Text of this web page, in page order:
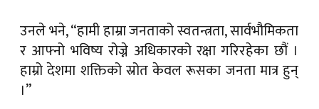
उनले भने, “हामी हाम्रा जनताको स्वतन्त्रता, सार्वभौमिकता
र आफ्नो भविष्य रोज्ने अधिकारको रक्षा गरिरहेका छौं ।
हाम्रो देशमा शक्तिको स्रोत केवल रूसका जनता मात्र हुन्
।”